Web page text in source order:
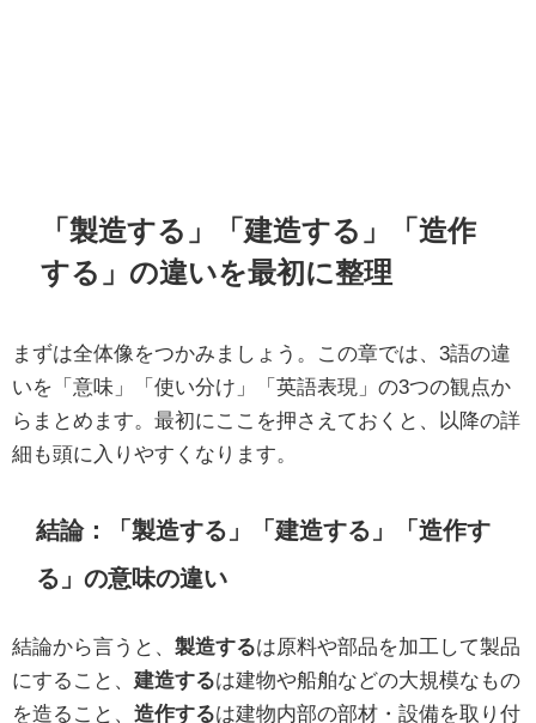
「製造する」「建造する」「造作
する」の違いを最初に整理
まずは全体像をつかみましょう。この章では、3語の違
いを「意味」「使い分け」「英語表現」の3つの観点か
らまとめます。最初にここを押さえておくと、以降の詳
細も頭に入りやすくなります。
結論：「製造する」「建造する」「造作す
る」の意味の違い
結論から言うと、 製造するは原料や部品を加工して製品
にすること、 建造するは建物や船舶などの大規模なもの
を造ること、 造作するは建物内部の部材・設備を取り付